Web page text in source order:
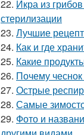
22. Икра из
стерилизации
23. Лучшие
24. Как и где
25. Какие
26. Почему
27. Острые
28. Самые
29. Фото и